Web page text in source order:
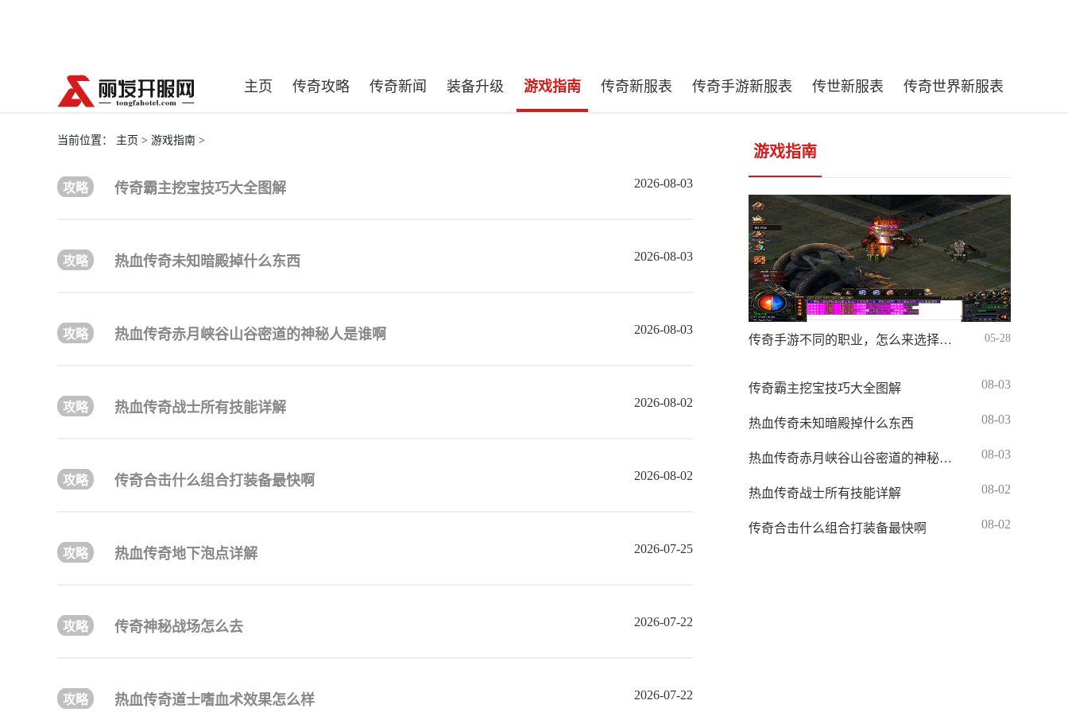
主页 传奇攻略 传奇新闻 装备升级 游戏指南 传奇新服表 传奇手游新服表 传世新服表 传奇世界新服表
当前位置： 主页 > 游戏指南 >
传奇霸主挖宝技巧大全图解 2026-08-03
热血传奇未知暗殿掉什么东西 2026-08-03
热血传奇赤月峡谷山谷密道的神秘人是谁啊 2026-08-03
热血传奇战士所有技能详解 2026-08-02
传奇合击什么组合打装备最快啊 2026-08-02
热血传奇地下泡点详解 2026-07-25
传奇神秘战场怎么去 2026-07-22
热血传奇道士嗜血术效果怎么样 2026-07-22
游戏指南
传奇手游不同的职业，怎么来选择出适合自己的 05-28
传奇霸主挖宝技巧大全图解 08-03
热血传奇未知暗殿掉什么东西 08-03
热血传奇赤月峡谷山谷密道的神秘人是谁啊 08-03
热血传奇战士所有技能详解 08-02
传奇合击什么组合打装备最快啊 08-02